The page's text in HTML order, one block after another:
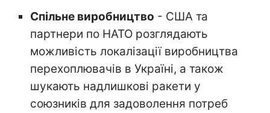
Спільне виробництво - США та
партнери по НАТО розглядають
можливість локалізації виробництва
перехоплювачів в Україні, а також
шукають надлишкові ракети у
союзників для задоволення потреб